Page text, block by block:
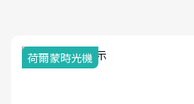
荷爾蒙時光機